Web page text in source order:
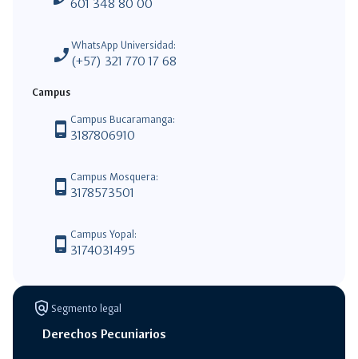
601 348 80 00
phone_enabled WhatsApp Universidad:
(+57) 321 770 17 68
Campus
phone_android Campus Bucaramanga:
3187806910
phone_android Campus Mosquera:
3178573501
phone_android Campus Yopal:
3174031495
policy Segmento legal
Derechos Pecuniarios